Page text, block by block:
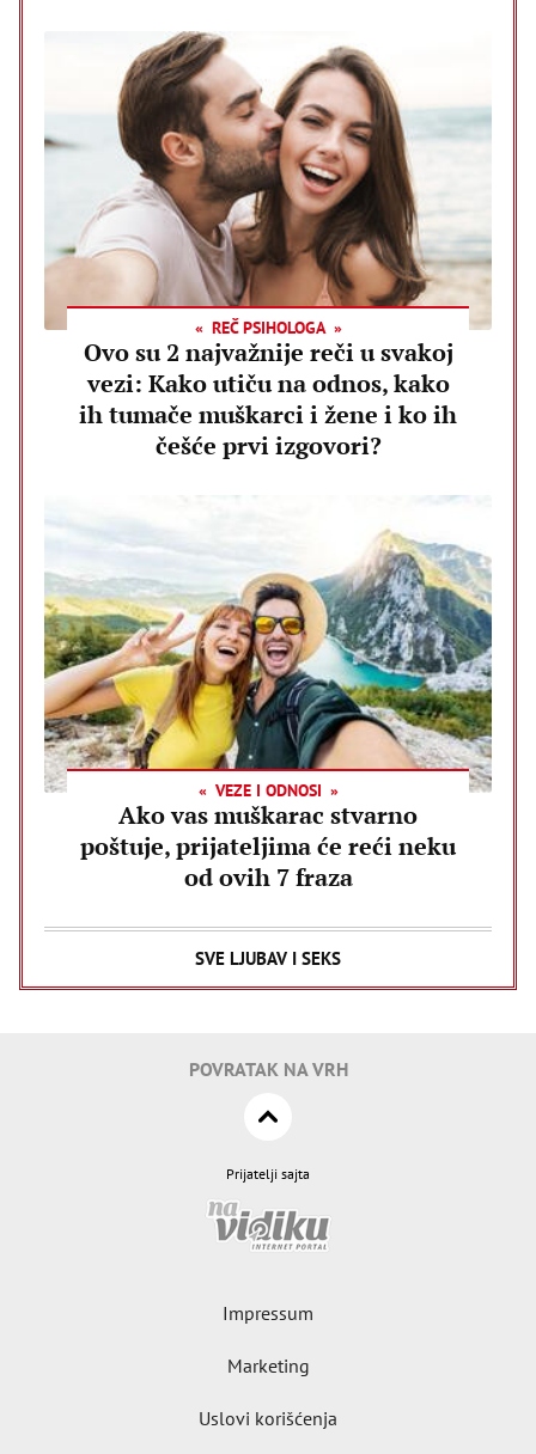
REČ PSIHOLOGA
Ovo su 2 najvažnije reči u svakoj
vezi: Kako utiču na odnos, kako
ih tumače muškarci i žene i ko ih
češće prvi izgovori?
VEZE I ODNOSI
Ako vas muškarac stvarno
poštuje, prijateljima će reći neku
od ovih 7 fraza
SVE LJUBAV I SEKS
POVRATAK NA VRH
Prijatelji sajta
Impressum
Marketing
Uslovi korišćenja